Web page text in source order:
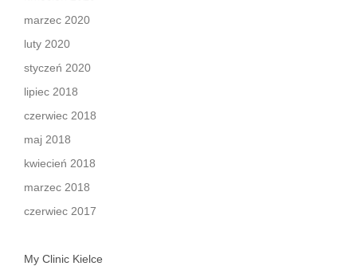
marzec 2020
luty 2020
styczeń 2020
lipiec 2018
czerwiec 2018
maj 2018
kwiecień 2018
marzec 2018
czerwiec 2017
My Clinic Kielce